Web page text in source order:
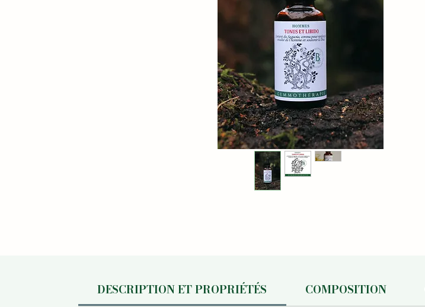
DESCRIPTION ET PROPRIÉTÉS COMPOSITION